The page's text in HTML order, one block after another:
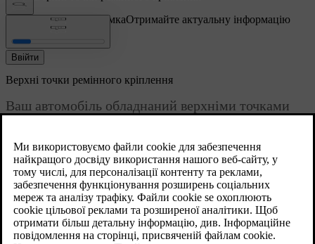
Індивідуальна підтримкаОтримайте актуальну інформацію
про ваш автомобіль.
Ввійти
Оновлено 30.03.2026
Верхні точки ремінного кріплення
Ваш автомобіль обладнаний верхніми точками
задньому сидінні.
Верхні точки ремінного кріплення можна використовувати в
поєднанні з іншими способами кріплення для фіксації різних
типів дитячих утримувальних систем.